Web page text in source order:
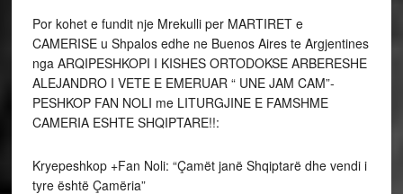
Por kohet e fundit nje Mrekulli per MARTIRET e
CAMERISE u Shpalos edhe ne Buenos Aires te Argjentines
nga ARQIPESHKOPI I KISHES ORTODOKSE ARBERESHE
ALEJANDRO I VETE E EMERUAR “ UNE JAM CAM”-
PESHKOP FAN NOLI me LITURGJINE E FAMSHME
CAMERIA ESHTE SHQIPTARE!!:
Kryepeshkop +Fan Noli: “Çamët janë Shqiptarë dhe vendi i
tyre është Çamëria”